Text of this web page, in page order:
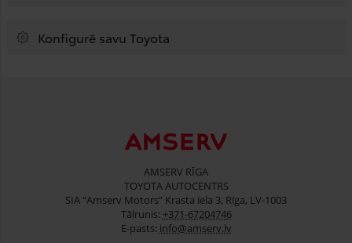
Konfigurē savu Toyota
AMSERV RĪGA
TOYOTA AUTOCENTRS
SIA “Amserv Motors” Krasta iela 3, Rīga, LV-1003
Tālrunis: +371-67204746
E-pasts: info@amserv.lv